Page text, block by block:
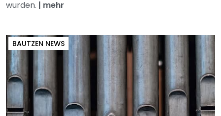
wurden. | mehr
BAUTZEN NEWS